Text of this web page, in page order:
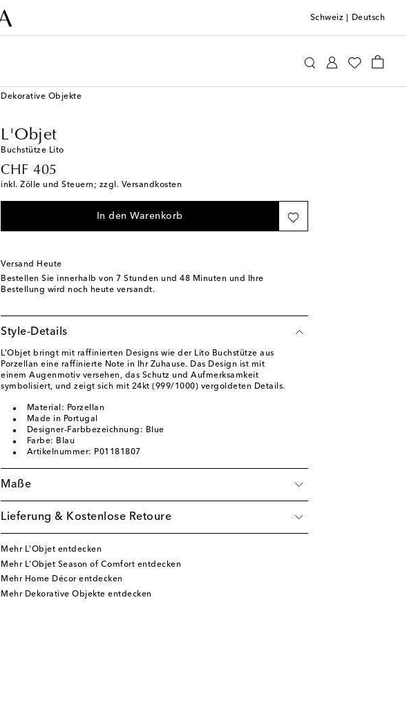
Schweiz Deutsch
Dekorative Objekte
L'Objet
Buchstütze Lito
CHF 405
original price
inkl. Zölle und Steuern; zzgl. Versandkosten
In den Warenkorb
Versand Heute
Bestellen Sie innerhalb von 7 Stunden und 48 Minuten und Ihre
Bestellung wird noch heute versandt.
Style-Details
L’Objet bringt mit raffinierten Designs wie der Lito Buchstütze aus
Porzellan eine raffinierte Note in Ihr Zuhause. Das Design ist mit
einem Augenmotiv versehen, das Schutz und Aufmerksamkeit
symbolisiert, und zeigt sich mit 24kt (999/1000) vergoldeten Details.
Material: Porzellan
Made in Portugal
Designer-Farbbezeichnung: Blue
Farbe: Blau
Artikelnummer: P01181807
Maße
Lieferung & Kostenlose Retoure
Mehr L'Objet entdecken
Mehr L'Objet Season of Comfort entdecken
Mehr Home Décor entdecken
Mehr Dekorative Objekte entdecken